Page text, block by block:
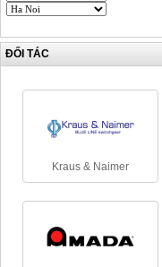
ĐỐI TÁC
Kraus & Naimer